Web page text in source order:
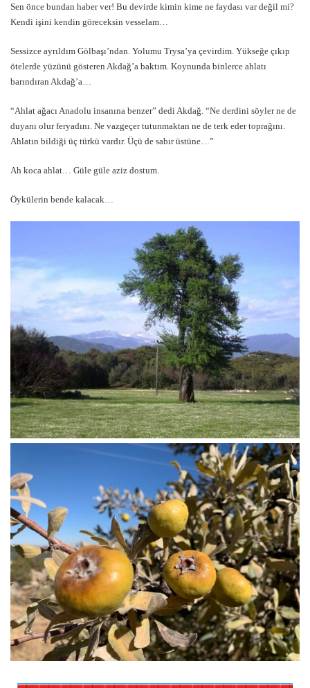
Sen önce bundan haber ver! Bu devirde kimin kime ne faydası var değil mi?
Kendi işini kendin göreceksin vesselam…
Sessizce ayrıldım Gölbaşı’ndan. Yolumu Trysa’ya çevirdim. Yükseğe çıkıp
ötelerde yüzünü gösteren Akdağ’a baktım. Koynunda binlerce ahlatı
barındıran Akdağ’a…
“Ahlat ağacı Anadolu insanına benzer” dedi Akdağ. “Ne derdini söyler ne de
duyanı olur feryadını. Ne vazgeçer tutunmaktan ne de terk eder toprağını.
Ahlatın bildiği üç türkü vardır. Üçü de sabır üstüne…”
Ah koca ahlat… Güle güle aziz dostum.
Öykülerin bende kalacak…